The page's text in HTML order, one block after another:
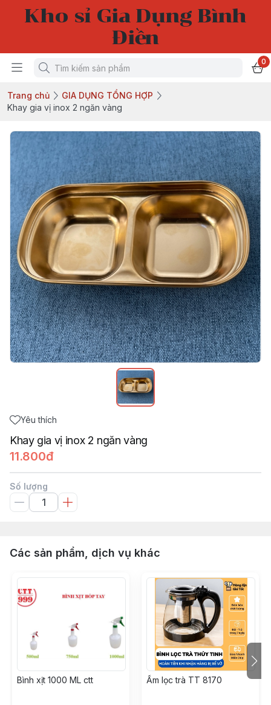
Kho sỉ Gia Dụng Bình
Điền
0
Trang chủ
GIA DỤNG TỔNG HỢP
Khay gia vị inox 2 ngăn vàng
Yêu thích
Khay gia vị inox 2 ngăn vàng
11.800đ
Số lượng
Các sản phẩm, dịch vụ khác
Bình xịt 1000 ML ctt Ấm lọc trà TT 8170